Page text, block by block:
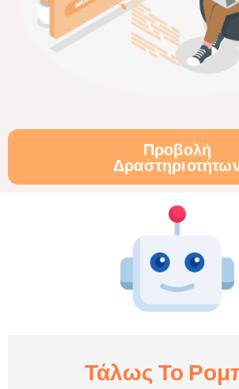
Προβολή
Τάλως Το